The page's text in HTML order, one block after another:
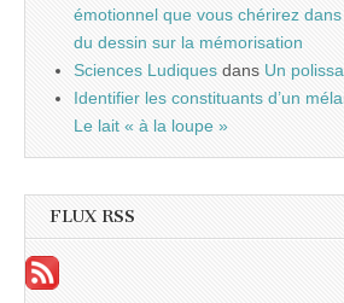
émotionnel que vous chérirez
du dessin sur la mémorisation
Sciences Ludiques dans Un
Identifier les constituants d’un
Le lait « à la loupe »
FLUX RSS